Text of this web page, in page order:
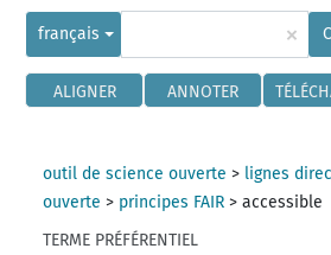
français ×
ALIGNER ANNOTER
outil de science ouverte > lignes
ouverte > principes FAIR >accessible
TERME PRÉFÉRENTIEL